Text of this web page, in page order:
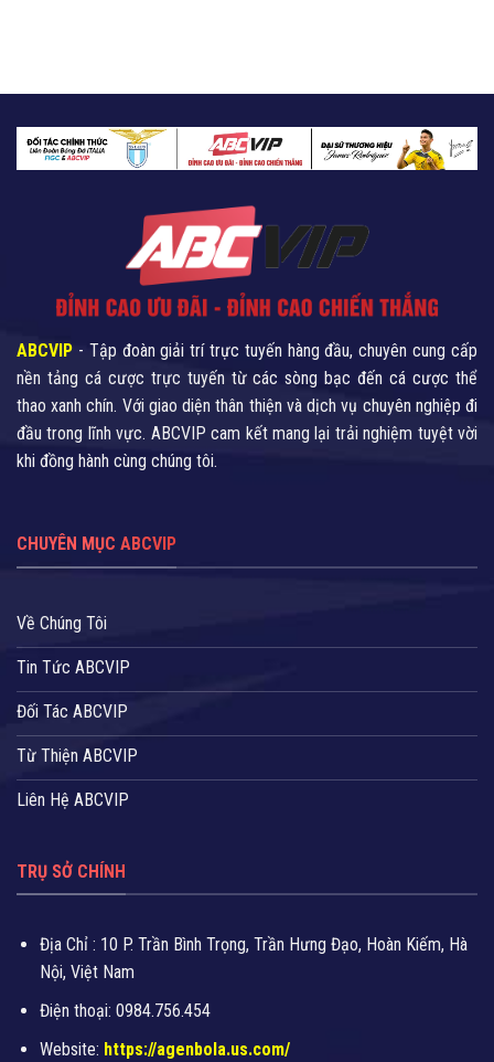
Khi
Gia!
Chóng
Tại
ABCVIP!
ABCVIP - Tập đoàn giải trí trực tuyến hàng đầu, chuyên cung cấp
nền tảng cá cược trực tuyến từ các sòng bạc đến cá cược thể
thao xanh chín. Với giao diện thân thiện và dịch vụ chuyên nghiệp đi
đầu trong lĩnh vực. ABCVIP cam kết mang lại trải nghiệm tuyệt vời
khi đồng hành cùng chúng tôi.
CHUYÊN MỤC ABCVIP
Về Chúng Tôi
Tin Tức ABCVIP
Đối Tác ABCVIP
Từ Thiện ABCVIP
Liên Hệ ABCVIP
TRỤ SỞ CHÍNH
Địa Chỉ : 10 P. Trần Bình Trọng, Trần Hưng Đạo, Hoàn Kiếm, Hà
Nội, Việt Nam
Điện thoại: 0984.756.454
Website: https://agenbola.us.com/